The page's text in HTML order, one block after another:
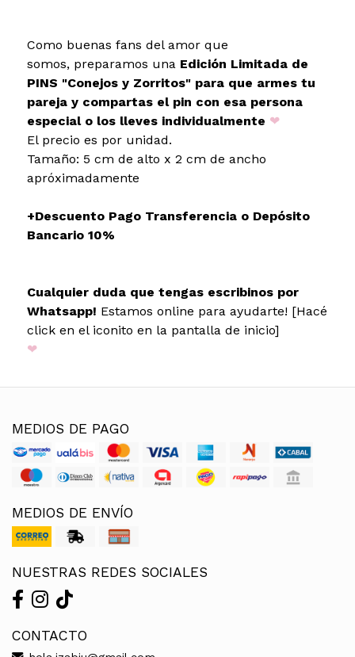
Como buenas fans del amor que
somos, preparamos una Edición Limitada de
PINS "Conejos y Zorritos" para que armes tu
pareja y compartas el pin con esa persona
especial o los lleves individualmente ❤
El precio es por unidad.
Tamaño: 5 cm de alto x 2 cm de ancho
apróximadamente
+Descuento Pago Transferencia o Depósito
Bancario 10%
Cualquier duda que tengas escribinos por
Whatsapp! Estamos online para ayudarte! [Hacé
click en el iconito en la pantalla de inicio]
❤
MEDIOS DE PAGO
MEDIOS DE ENVÍO
NUESTRAS REDES SOCIALES
CONTACTO